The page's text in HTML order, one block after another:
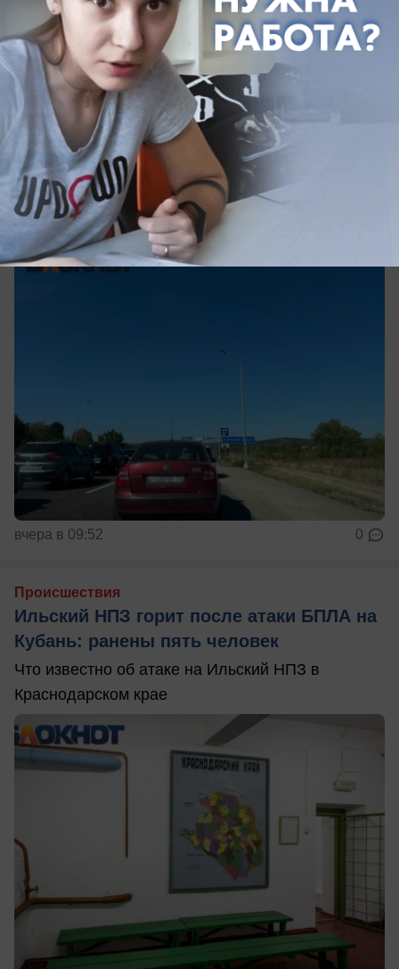
вчера в 10:24 0
АВТО
7-километровая пробка встретила
туристов на трассе к морю в
Краснодарском крае
Трассу М-4 «Дон» в Краснодарском крае сковала
многокилометровая пробка
вчера в 09:52 0
Происшествия
Ильский НПЗ горит после атаки БПЛА на
Кубань: ранены пять человек
Что известно об атаке на Ильский НПЗ в
Краснодарском крае